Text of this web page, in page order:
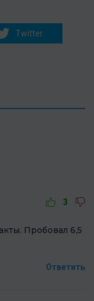
Twitter
3
Пробовал 6,5
Ответить